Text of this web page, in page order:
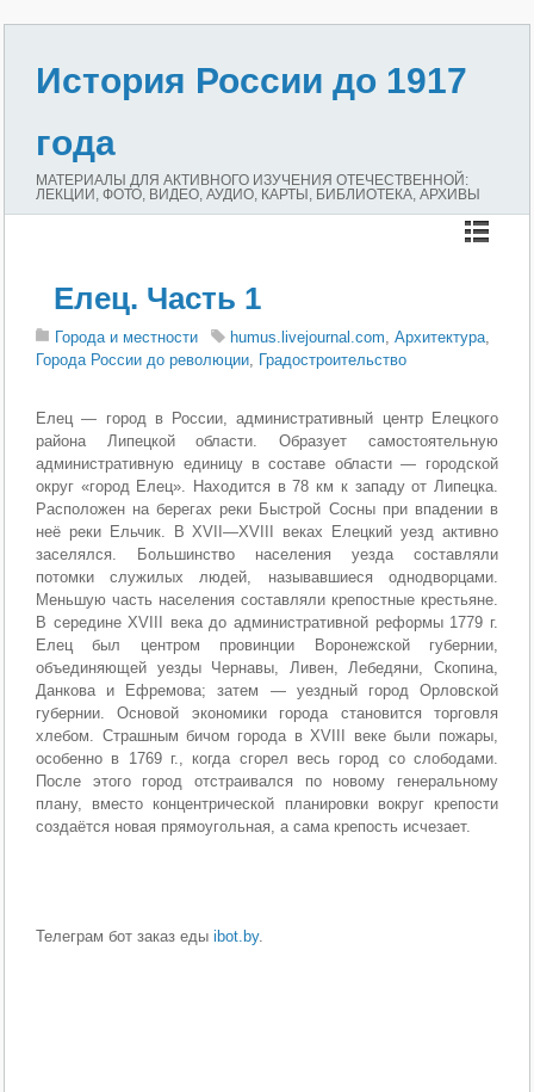
История России до 1917
года
МАТЕРИАЛЫ ДЛЯ АКТИВНОГО ИЗУЧЕНИЯ ОТЕЧЕСТВЕННОЙ:
ЛЕКЦИИ, ФОТО, ВИДЕО, АУДИО, КАРТЫ, БИБЛИОТЕКА, АРХИВЫ
Елец. Часть 1
Города и местности humus.livejournal.com,Архитектура,
Города России до революции, Градостроительство
Елец — город в России, административный центр Елецкого
района Липецкой области. Образует самостоятельную
административную единицу в составе области — городской
округ «город Елец». Находится в 78 км к западу от Липецка.
Расположен на берегах реки Быстрой Сосны при впадении в
неё реки Ельчик. В XVII—XVIII веках Елецкий уезд активно
заселялся. Большинство населения уезда составляли
потомки служилых людей, называвшиеся однодворцами.
Меньшую часть населения составляли крепостные крестьяне.
В середине XVIII века до административной реформы 1779 г.
Елец был центром провинции Воронежской губернии,
объединяющей уезды Чернавы, Ливен, Лебедяни, Скопина,
Данкова и Ефремова; затем — уездный город Орловской
губернии. Основой экономики города становится торговля
хлебом. Страшным бичом города в XVIII веке были пожары,
особенно в 1769 г., когда сгорел весь город со слободами.
После этого город отстраивался по новому генеральному
плану, вместо концентрической планировки вокруг крепости
создаётся новая прямоугольная, а сама крепость исчезает.
Телеграм бот заказ едыibot.by.